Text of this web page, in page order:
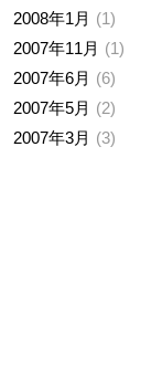
2008年1月
1
2007年11月
1
2007年6月
6
2007年5月
2
2007年3月
3